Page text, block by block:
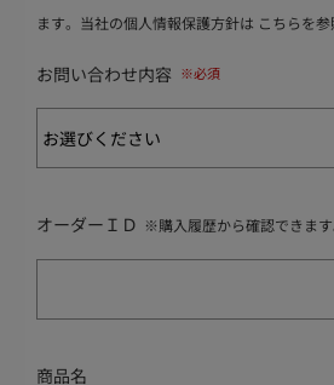
ます。当社の個人情報保護方針は こちらを参
お問い合わせ内容
オーダーＩＤ ※購入履歴から確認できます
商品名